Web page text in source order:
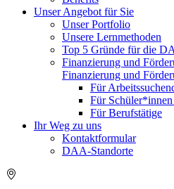
Unser Angebot für Sie
Unser Portfolio
Unsere Lernmethoden
Top 5 Gründe für die
Finanzierung und
Finanzierung und
Für
Für Schüler*innen
Für Berufstätige
Ihr Weg zu uns
Kontaktformular
DAA-Standorte